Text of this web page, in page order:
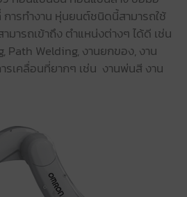
การทำงาน หุ่นยนต์ชนิดนี้สามารถใช้
ามารถเข้าถึง ตำแหน่งต่างๆ ได้ดี เช่น
Path Welding, งานยกของ, งาน
รเคลื่อนที่ยากๆ เช่น งานพ่นสี งาน